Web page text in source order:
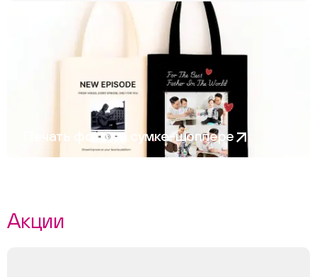
Печать фото на сумке-шоппере
Акции